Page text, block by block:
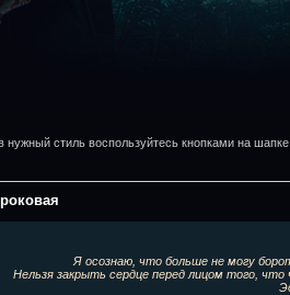
стиль воспользуйтесь кнопками на шапке
Я осознаю, что больше не могу
Нельзя закрыть сердце перед лицом того, что